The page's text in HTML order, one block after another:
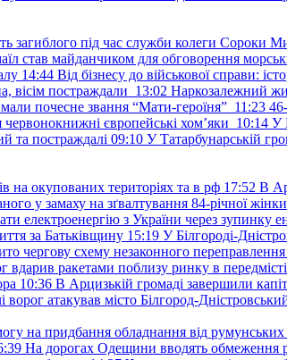
загиблого під час служби колеги Сороки
став майданчиком для обговорення
14:44 Від бізнесу до військової справи:
вісім постраждали 13:02 Наркозалежний
почесне звання “Мати-героїня” 11:23
європейські хом’яки 10:14 У
та постраждалі 09:10 У Татарбунарській
на окупованих територіях та в рф 17:52 В
у замаху на зґвалтування 84-річної жінки
електроенергію з України через зупинку
за Батьківщину 15:19 У Білгороді-
чергову схему незаконного
вдарив ракетами поблизу ринку в
10:36 В Арцизькій громаді завершили
ворог атакував місто Білгород-
на придбання обладнання від румунських
На дорогах Одещини вводять обмеження